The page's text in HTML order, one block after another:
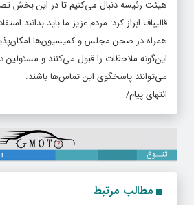
هیئت رئیسه دنبال می‌کنیم تا در این بخش
قالیباف ابراز کرد: مردم عزیز ما باید بدانند
همراه در صحن مجلس و کمیسیون‌ها
این‌گونه ملاحظات را قبول می‌کنند و مسئولین
می‌توانند پاسخگوی این تماس‌ها باشند.
انتهای پیام/
مطالب مرتبط